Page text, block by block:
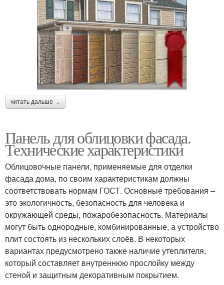
читать дальше →
Панель для облицовки фасада.
Технические характеристики
Облицовочные панели, применяемые для отделки
фасада дома, по своим характеристикам должны
соответствовать нормам ГОСТ. Основные требования –
это экологичность, безопасность для человека и
окружающей среды, пожаробезопасность. Материалы
могут быть однородные, комбинированные, а устройство
плит состоять из нескольких слоёв. В некоторых
вариантах предусмотрено также наличие утеплителя,
который составляет внутреннюю прослойку между
стеной и защитным декоративным покрытием.